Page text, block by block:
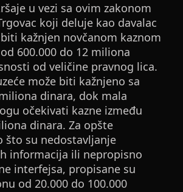
u vezi sa ovim zakonom
koji deluje kao davalac
kažnjen novčanom kaznom
600.000 do 12 miliona
od veličine pravnog lica.
može biti kažnjeno sa
dinara, dok mala
očekivati kazne između
dinara. Za opšte
što su nedostavljanje
informacija ili nepropisno
interfejsa, propisane su
od 20.000 do 100.000